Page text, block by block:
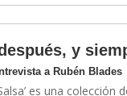
y
a Rubén Blades
es una colección